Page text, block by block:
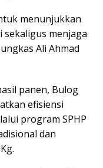
menunjukkan
menjaga
Ali Ahmad
panen, Bulog
efisiensi
program SPHP
dan